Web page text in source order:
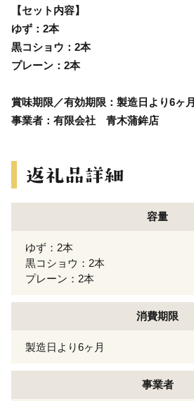
【セット内容】
ゆず：2本
黒コショウ：2本
プレーン：2本
賞味期限／有効期限：製造日より6ヶ月
事業者：有限会社 青木蒲鉾店
容量
ゆず：2本
黒コショウ：2本
プレーン：2本
消費期限
製造日より6ヶ月
事業者